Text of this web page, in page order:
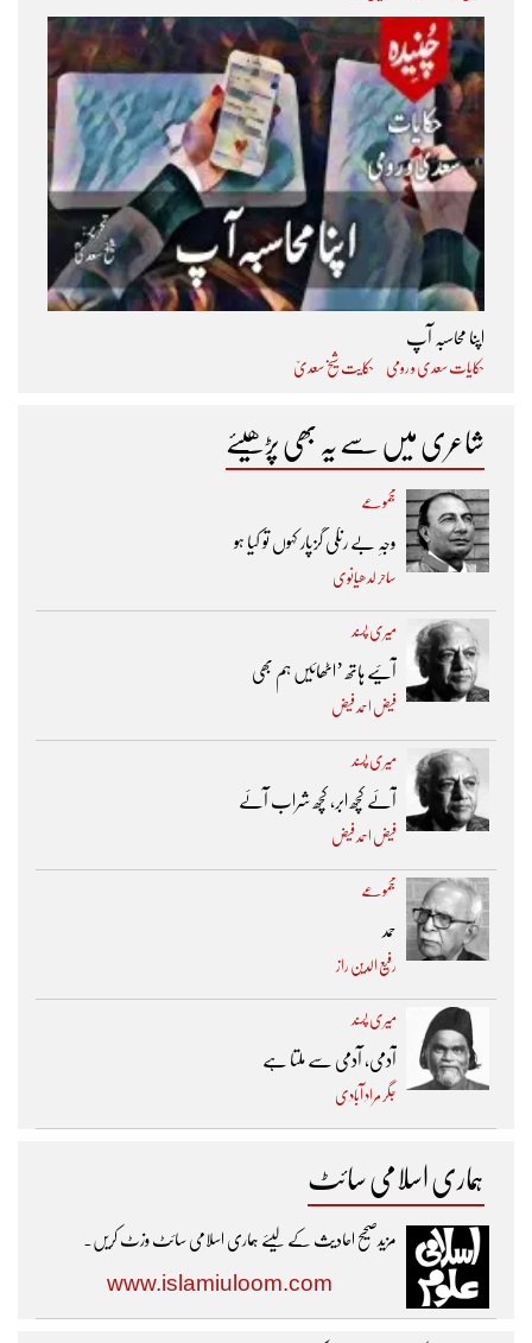
اپنا محاسبہ آپ
حکایات سعدی و رومی حکایت شیخ سعدیؒ
شاعری میں سے یہ بھی پڑھیئے
مجموعے
وجہِ بے رنگی گزپار کہوں تو کیا ہو
ساحر لدھیانوی
میری پسند
آئیے ہاتھ ’اٹھائیں ہم بھی
فیض احمد فیض
میری پسند
آئے کچھ ابر، کچھ شراب آئے
فیض احمد فیض
مجموعے
حمد
رفیع الدین راز
میری پسند
آدمی، آدمی سے ملتا ہے
جگر مراد آبادی
ہماری اسلامی سائٹ
مزیدصحیح احادیث کے لیئے ہماری اسلامی سائٹ وزٹ کریں۔
www.islamiuloom.com